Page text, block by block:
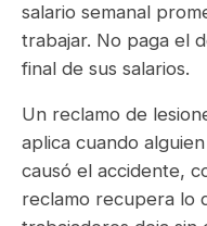
salario semanal
trabajar. No paga el
final de sus salarios.
Un reclamo de
aplica cuando
causó el accidente,
reclamo recupera lo